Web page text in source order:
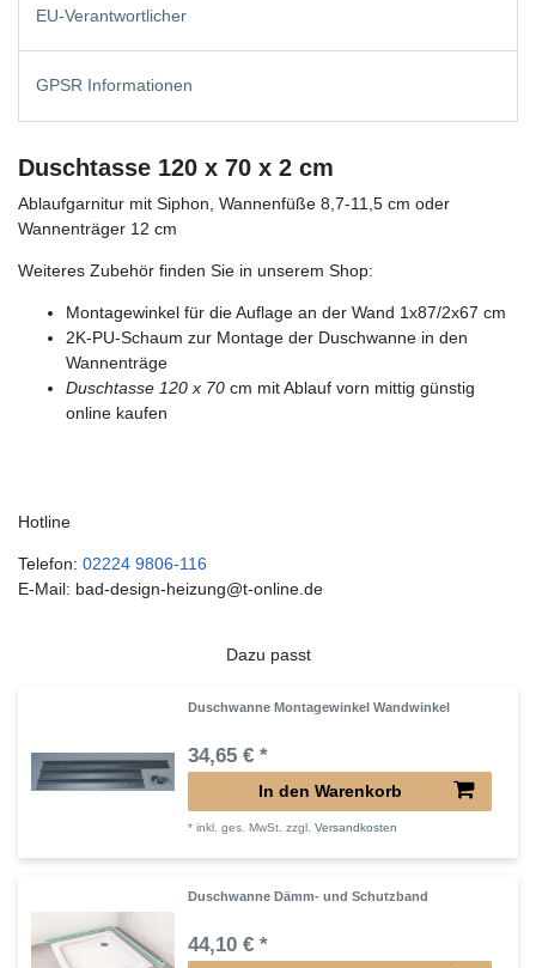
EU-Verantwortlicher
GPSR Informationen
Duschtasse 120 x 70 x 2 cm
Ablaufgarnitur mit Siphon, Wannenfüße 8,7-11,5 cm oder
Wannenträger 12 cm
Weiteres Zubehör finden Sie in unserem Shop:
Montagewinkel für die Auflage an der Wand 1x87/2x67 cm
2K-PU-Schaum zur Montage der Duschwanne in den
Wannenträge
Duschtasse 120 x 70 cm mit Ablauf vorn mittig günstig
online kaufen
Hotline
Telefon: 02224 9806-116
E-Mail: bad-design-heizung@t-online.de
Dazu passt
Duschwanne Montagewinkel Wandwinkel
34,65 € *
In den Warenkorb
*inkl. ges. MwSt. zzgl.Versandkosten
Duschwanne Dämm- und Schutzband
44,10 € *